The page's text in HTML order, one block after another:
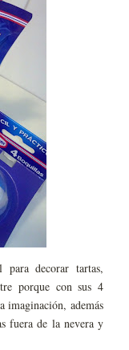
para decorar tartas,
porque con sus 4
imaginación, además
fuera de la nevera y